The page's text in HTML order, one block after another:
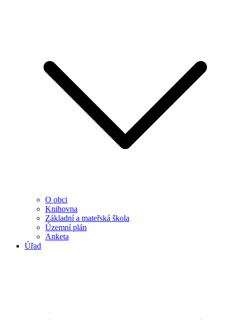
O obci
Knihovna
Základní a mateřská škola
Územní plán
Anketa
Úřad